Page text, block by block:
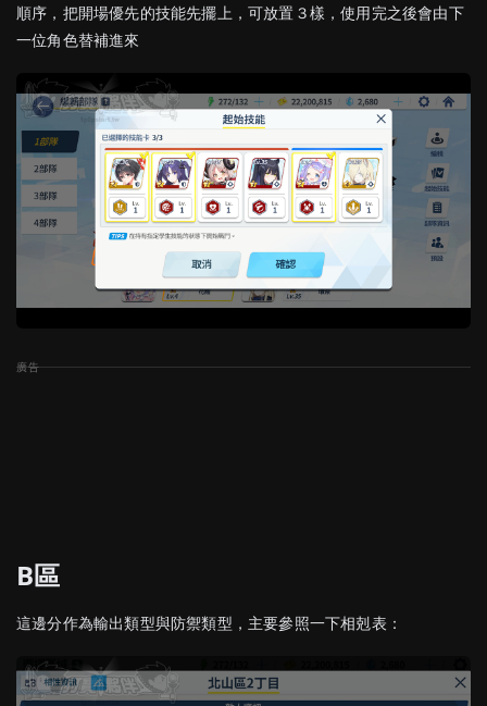
順序，把開場優先的技能先擺上，可放置３樣，使用完之後會由下
一位角色替補進來
B區
這邊分作為輸出類型與防禦類型，主要參照一下相剋表：